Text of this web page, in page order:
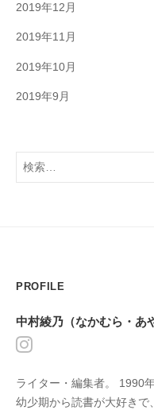
2019年12月
2019年11月
2019年10月
2019年9月
検
索:
PROFILE
中村綾乃（なかむら・あ
ライター・編集者。 1990
幼少期から読書が大好きで